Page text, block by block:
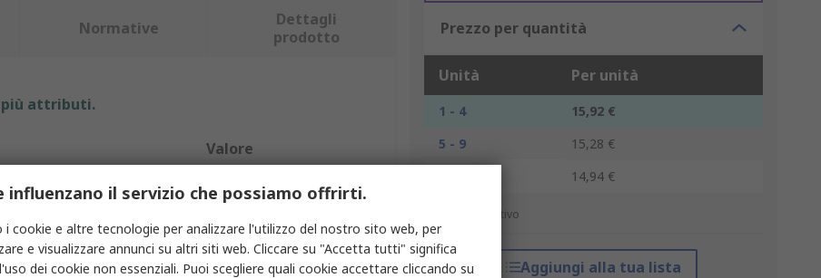
Prezzo per quantità
Unità Per unità
1 - 4
15,92 €
5 - 9
15,28 €
14,94 €
*prezzo indicativo
Aggiungi alla tua lista
Normative
Dettagli
prodotto
più attributi.
Valore
HOBUT
Voltmetro analogico
c.c.
influenzano il servizio che possiamo offrirti.
i cookie e altre tecnologie per analizzare l'utilizzo del nostro sito web, per
e visualizzare annunci su altri siti web. Cliccare su "Accetta tutti" significa
dei cookie non essenziali. Puoi scegliere quali cookie accettare cliccando su